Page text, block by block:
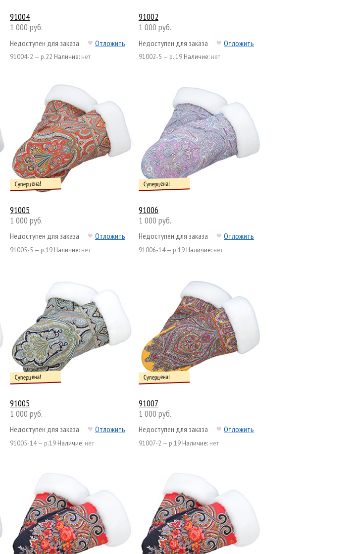
91004
1 000 руб.
Недоступен для заказа Отложить
91004-2 — р.22 Наличие: нет
91002
1 000 руб.
Недоступен для заказа Отложить
91002-5 — р. 19 Наличие: нет
91005
Суперцена!
1 000 руб.
Недоступен для заказа Отложить
91005-5 — р.19 Наличие: нет
91006
Суперцена!
1 000 руб.
Недоступен для заказа Отложить
91006-14 — р.19 Наличие: нет
91005
Суперцена!
1 000 руб.
Недоступен для заказа Отложить
91005-14 — р.19 Наличие: нет
91007
Суперцена!
1 000 руб.
Недоступен для заказа Отложить
91007-2 — р.19 Наличие: нет